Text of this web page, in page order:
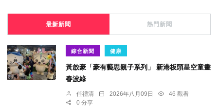
最新新聞 熱門新聞
綜合新聞 健康
黃啟豪「豪有藝思親子系列」 新港板頭星空童畫
春波綠
任禮清 2026年八月09日
46 觀看
0 分享